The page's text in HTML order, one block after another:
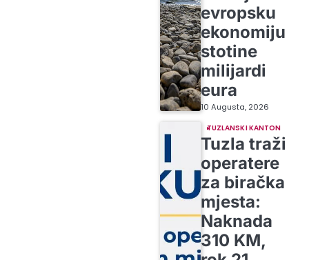
evropsku
ekonomiju
stotine
milijardi
eura
10 Augusta, 2026
TUZLANSKI KANTON
Tuzla traži
operatere
za biračka
mjesta:
Naknada
310 KM,